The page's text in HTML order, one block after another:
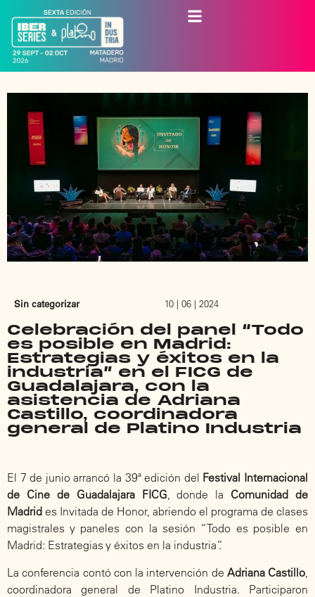
Sin categorizar 10 | 06 | 2024
Celebración del panel “Todo
es posible en Madrid:
Estrategias y éxitos en la
industria” en el FICG de
Guadalajara, con la
asistencia de Adriana
Castillo, coordinadora
general de Platino Industria
El 7 de junio arrancó la 39ª edición del Festival Internacional
de Cine de Guadalajara FICG, donde la Comunidad de
Madrid es Invitada de Honor, abriendo el programa de clases
magistrales y paneles con la sesión “Todo es posible en
Madrid: Estrategias y éxitos en la industria”.
La conferencia contó con la intervención de Adriana Castillo
coordinadora general de Platino Industria. Participaron